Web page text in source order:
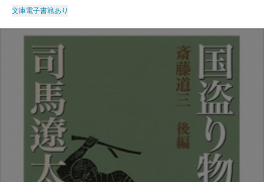
文庫電子書籍あり